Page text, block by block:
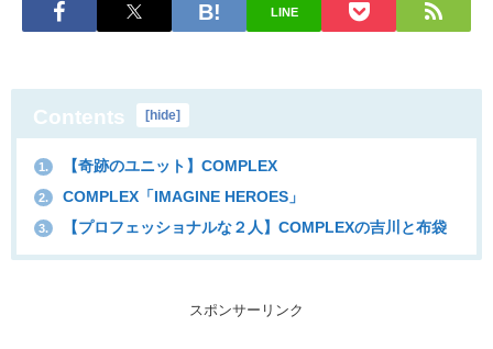
LINE
Contents [hide]
1. 【奇跡のユニット】COMPLEX
2. COMPLEX「IMAGINE HEROES」
3. 【プロフェッショナルな２人】COMPLEXの吉川と布袋
スポンサーリンク